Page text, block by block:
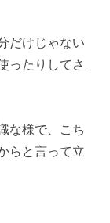
だけじゃない
ったりしてさ
な様で、こち
らと言って立